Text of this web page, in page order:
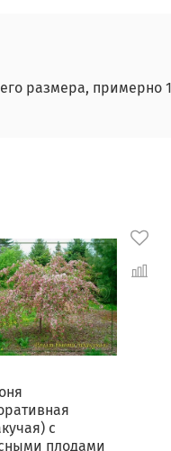
размера, примерно
с
плодами